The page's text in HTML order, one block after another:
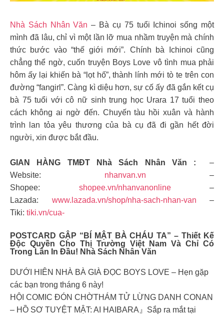
Nhà Sách Nhân Văn – Bà cụ 75 tuổi Ichinoi sống một
mình đã lâu, chỉ vì một lần lỡ mua nhầm truyện mà chính
thức bước vào “thế giới mới”. Chính bà Ichinoi cũng
chẳng thể ngờ, cuốn truyện Boys Love vô tình mua phải
hôm ấy lại khiến bà “lọt hố”, thành lính mới tò te trên con
đường “fangirl”. Càng kì diệu hơn, sự cố ấy đã gắn kết cụ
bà 75 tuổi với cô nữ sinh trung học Urara 17 tuổi theo
cách không ai ngờ đến. Chuyến tàu hồi xuân và hành
trình lan tỏa yêu thương của bà cụ đã đi gần hết đời
người, xin được bắt đầu.
GIAN HÀNG TMĐT Nhà Sách Nhân Văn :
–
Website: nhanvan.vn –
Shopee: shopee.vn/nhanvanonline–
Lazada: www.lazada.vn/shop/nha-sach-nhan-van –
Tiki: tiki.vn/cua-
POSTCARD GẬP “BÍ MẬT BÀ CHÁU TA” – Thiết Kế
Độc Quyền Cho Thị Trường Việt Nam Và Chỉ Có
Trong Lần In Đầu! Nhà Sách Nhân Văn
DƯỚI HIÊN NHÀ BÀ GIÀ ĐỌC BOYS LOVE – Hẹn gặp
các bạn trong tháng 6 này!
HỘI COMIC ĐÓN CHỜTHÁM TỬ LỪNG DANH CONAN
– HỒ SƠ TUYỆT MẬT: AI HAIBARA』Sắp ra mắt tại